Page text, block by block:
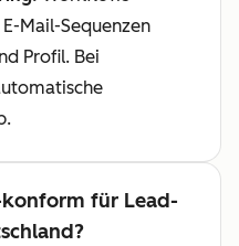
Mail-Sequenzen
Profil. Bei
konform für Lead-